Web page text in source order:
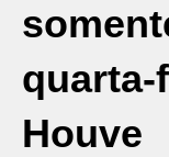
quarta-
Houve